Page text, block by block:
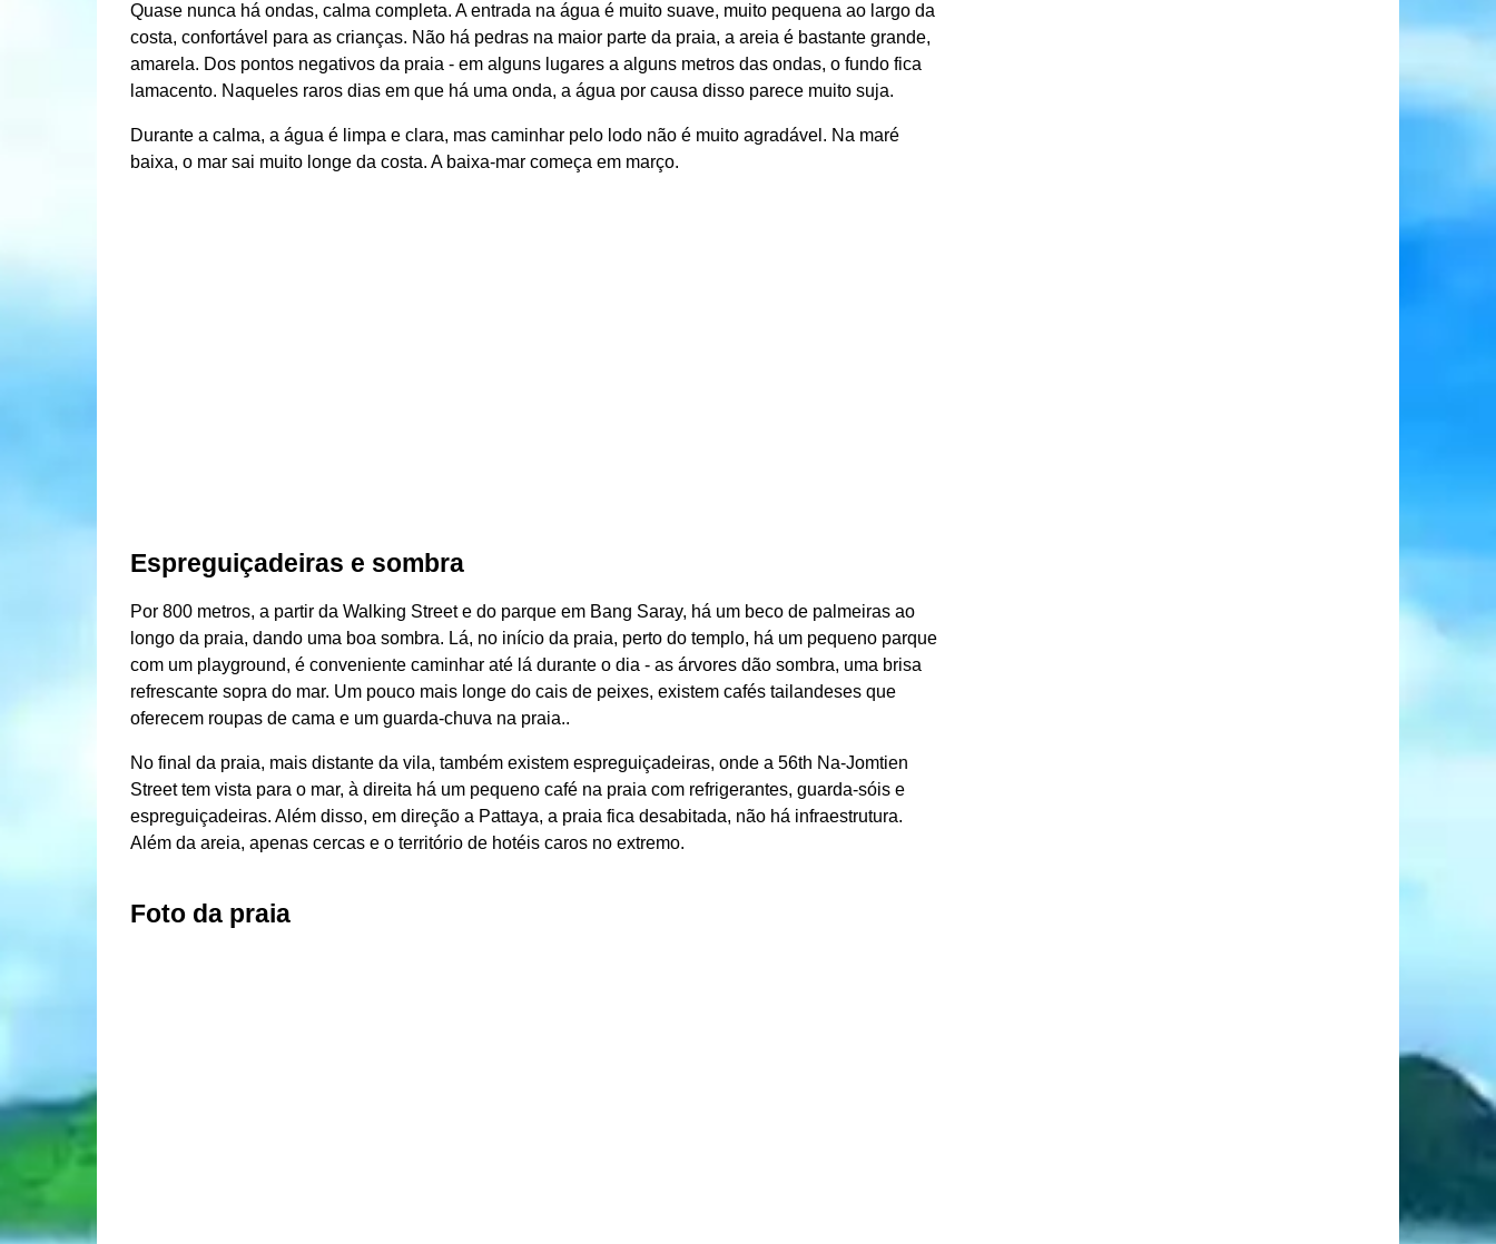
Quase nunca há ondas, calma completa. A entrada na água é muito suave, muito pequena ao largo da
costa, confortável para as crianças. Não há pedras na maior parte da praia, a areia é bastante grande,
amarela. Dos pontos negativos da praia - em alguns lugares a alguns metros das ondas, o fundo fica
lamacento. Naqueles raros dias em que há uma onda, a água por causa disso parece muito suja.
Durante a calma, a água é limpa e clara, mas caminhar pelo lodo não é muito agradável. Na maré
baixa, o mar sai muito longe da costa. A baixa-mar começa em março.
Espreguiçadeiras e sombra
Por 800 metros, a partir da Walking Street e do parque em Bang Saray, há um beco de palmeiras ao
longo da praia, dando uma boa sombra. Lá, no início da praia, perto do templo, há um pequeno parque
com um playground, é conveniente caminhar até lá durante o dia - as árvores dão sombra, uma brisa
refrescante sopra do mar. Um pouco mais longe do cais de peixes, existem cafés tailandeses que
oferecem roupas de cama e um guarda-chuva na praia..
No final da praia, mais distante da vila, também existem espreguiçadeiras, onde a 56th Na-Jomtien
Street tem vista para o mar, à direita há um pequeno café na praia com refrigerantes, guarda-sóis e
espreguiçadeiras. Além disso, em direção a Pattaya, a praia fica desabitada, não há infraestrutura.
Além da areia, apenas cercas e o território de hotéis caros no extremo.
Foto da praia